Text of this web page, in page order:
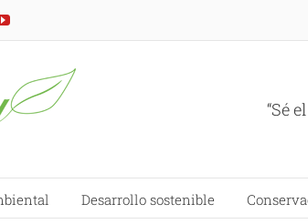
YouTube
“Sé
Desarrollo sostenible